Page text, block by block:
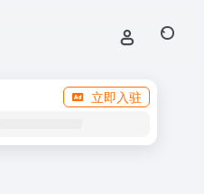
立即入驻